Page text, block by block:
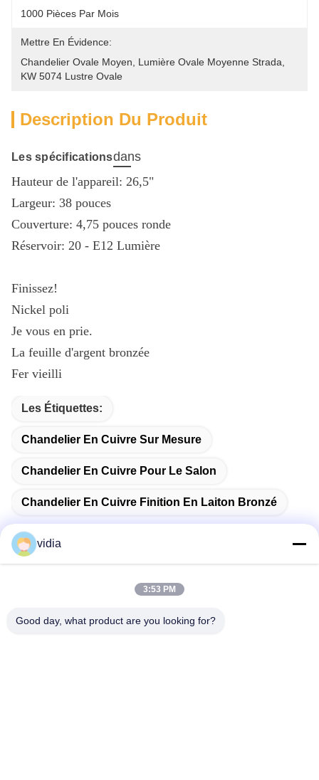
1000 Pièces Par Mois
Mettre En Évidence:
Chandelier Ovale Moyen
Lumière Ovale Moyenne Strada
KW 5074 Lustre Ovale
Description Du Produit
Les spécificationsdans
Hauteur de l'appareil: 26,5"
Largeur: 38 pouces
Couverture: 4,75 pouces ronde
Réservoir: 20 - E12 Lumière
Finissez!
Nickel poli
Je vous en prie.
La feuille d'argent bronzée
Fer vieilli
Les Étiquettes:
Chandelier En Cuivre Sur Mesure
Chandelier En Cuivre Pour Le Salon
Chandelier En Cuivre Finition En Laiton Bronzé
Contactez rapidement
Adresse
vidia
3:53 PM
Good day, what product are you looking for?